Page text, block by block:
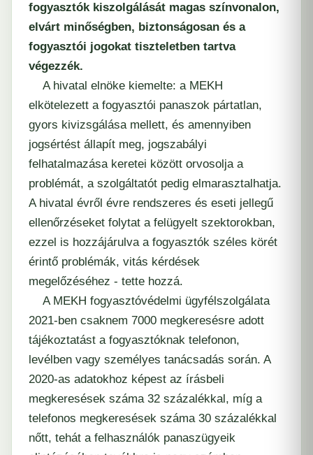
fogyasztók kiszolgálását magas színvonalon,
elvárt minőségben, biztonságosan és a
fogyasztói jogokat tiszteletben tartva
végezzék.
A hivatal elnöke kiemelte: a MEKH
elkötelezett a fogyasztói panaszok pártatlan,
gyors kivizsgálása mellett, és amennyiben
jogsértést állapít meg, jogszabályi
felhatalmazása keretei között orvosolja a
problémát, a szolgáltatót pedig elmarasztalhatja.
A hivatal évről évre rendszeres és eseti jellegű
ellenőrzéseket folytat a felügyelt szektorokban,
ezzel is hozzájárulva a fogyasztók széles körét
érintő problémák, vitás kérdések
megelőzéséhez - tette hozzá.
A MEKH fogyasztóvédelmi ügyfélszolgálata
2021-ben csaknem 7000 megkeresésre adott
tájékoztatást a fogyasztóknak telefonon,
levélben vagy személyes tanácsadás során. A
2020-as adatokhoz képest az írásbeli
megkeresések száma 32 százalékkal, míg a
telefonos megkeresések száma 30 százalékkal
nőtt, tehát a felhasználók panaszügyeik